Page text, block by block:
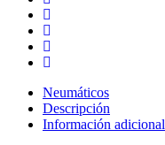
Neumáticos
Descripción
Información adicional